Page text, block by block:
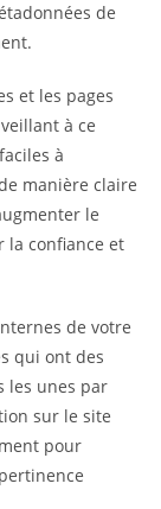
de
et les pages
à ce
à
manière claire
le
la confiance et
de votre
qui ont des
les unes par
sur le site
pour